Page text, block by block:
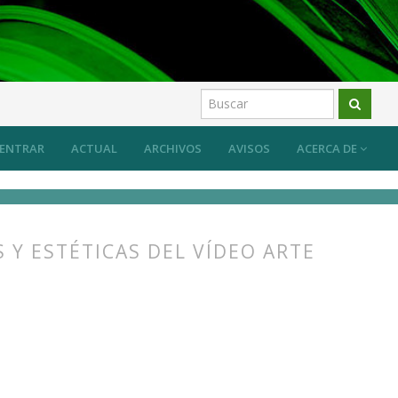
ACTUAL ARCHIVOS AVISOS ACERCA DE
ENTRAR
ESTÉTICAS DEL VÍDEO ARTE